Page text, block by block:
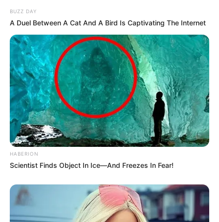
BUZZ DAY
A Duel Between A Cat And A Bird Is Captivating The Internet
HABERION
Scientist Finds Object In Ice—And Freezes In Fear!